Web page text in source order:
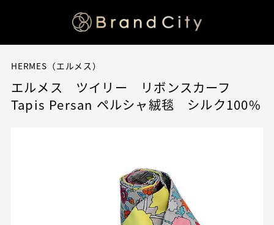
HERMES（エルメス）
エルメス ツイリー リボンスカーフ
Tapis Persan ペルシャ絨毯 シルク100%